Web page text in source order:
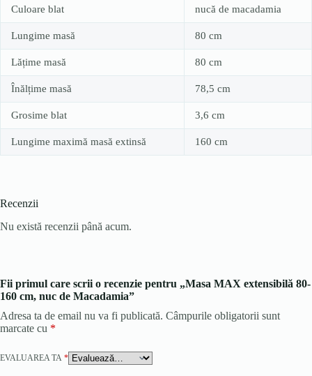
Culoare blat nucă de macadamia
Lungime masă 80 cm
Lățime masă 80 cm
Înălțime masă 78,5 cm
Grosime blat 3,6 cm
Lungime maximă masă extinsă 160 cm
Recenzii
Nu există recenzii până acum.
Fii primul care scrii o recenzie pentru „Masa MAX extensibilă 80-
160 cm, nuc de Macadamia”
Adresa ta de email nu va fi publicată. Câmpurile obligatorii sunt
marcate cu *
EVALUAREA TA *